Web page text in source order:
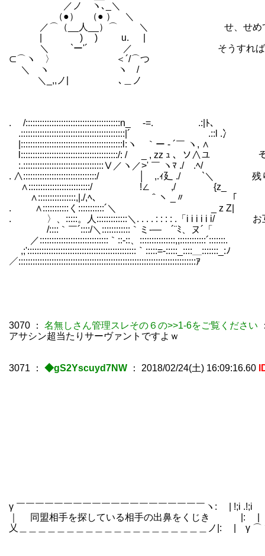
／ノ ヽ､_＼
（●） （● ） ＼
／⌒（__人__）⌒ ＼ せ、せめて……あと
| ) ) u. |
＼ `ー'´ ／ そうすれば
⊂⌒ヽ 〉 ＜´/⌒つ
＼ ヽ ヽ /
＼_,,ノ| ､＿ノ
. /::::::::::::::::::::::::::::::::::::::::n_ -=. .:|ﾄ、
.::::::::::::::::::::::::::::::::::::::::::::|´ .::l .冫
|:::::::::::::::::::::::::::::::::::::::::::l:ヽ ｀ー - ´￣ ヽ, ∧
l:::::::::::::::::::::::::::::::::::::::::/: / _ , zz ｭ 、ソ∧ユ それ
:.::::::::::::::::::::::::::::::::::Ⅴ／ヽ／>' ￣ ヽﾏ ./ .ﾍ/
. ∧:::::::::::::::::::::::::::::::/ │ ,.ｨ廴 ./ `＼ 残り4騎の段
∧::::::::::::::::::::::::::/ !∠ ,/ {z_
∧::::::::::::::::,|./,ﾍ、 ＾ヽ _〃 「 偽り
. ∧:::::::::::く:::::::::::´＼ _ z Z|
. 〉、:::::。人:::::::::::::＼. . . . : : : : .「i i i i i i/ お互
/::::｀￣´::::/＼::::::::::::｀ミ-― ´¨ﾐ、ヌ´「
／:::::::::::::::::::::::::::::｀::-::、:::::::::::::::,;:::::::::::´:::::::.
,;'::::::::::::::::::::::::::::::::::::::::::::::｀:::::=-:::::_::::＿:::::::_:ﾉ
／:::::::::::::::::::::::::::::::::::::::::::::::::::::::::::::::::::::::::::ｱ￣
3070 ： 名無しさん管理スレその６の>>1-6をご覧ください
アサシン超当たりサーヴァントですよｗ
3071 ： ◆gS2Yscuyd7NW ： 2018/02/24(土) 16:09:16.60
γ ￣￣￣￣￣￣￣￣￣￣￣￣￣￣￣￣￣￣￣￣ヽ: |
｜ 同盟相手を探している相手の出鼻をくじき |:
乂＿＿＿＿＿＿＿＿＿＿＿＿＿＿＿＿＿＿＿＿ノ|: | γ ⌒